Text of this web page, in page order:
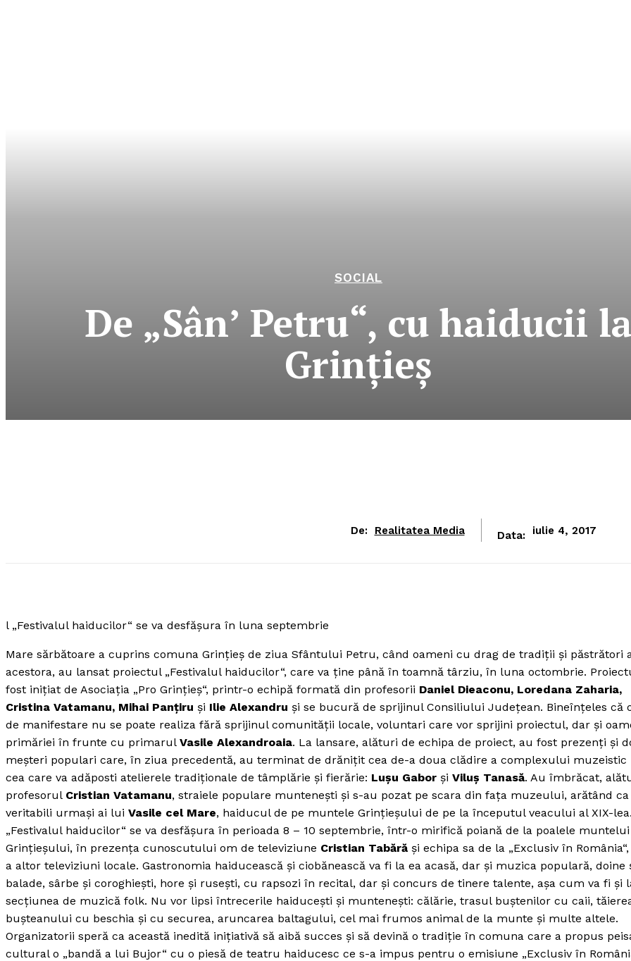
SOCIAL
De „Sân’ Petru“, cu haiducii
Grinţieş
De: Realitatea Media Data: iulie 4, 2017
l „Festivalul haiducilor“ se va desfăşura în luna septembrie
Mare sărbătoare a cuprins comuna Grinţieş de ziua Sfântului Petru, când oameni cu drag de tradiţii şi păstrători
acestora, au lansat proiectul „Festivalul haiducilor“, care va ţine până în toamnă târziu, în luna octombrie.
fost iniţiat de Asociaţia „Pro Grinţieş“, printr-o echipă formată din profesorii Daniel Dieaconu, Loredana Zaharia,
Cristina Vatamanu, Mihai Panţiru şi Ilie Alexandru şi se bucură de sprijinul Consiliului Judeţean. Bineînţeles că
de manifestare nu se poate realiza fără sprijinul comunităţii locale, voluntari care vor sprijini proiectul, dar şi
primăriei în frunte cu primarul Vasile Alexandroaia. La lansare, alături de echipa de proiect, au fost prezenţi şi
meşteri populari care, în ziua precedentă, au terminat de drăniţit cea de-a doua clădire a complexului muzeistic
cea care va adăposti atelierele tradiţionale de tâmplărie şi fierărie: Luşu Gabor şi Viluş Tanasă. Au îmbrăcat,
profesorul Cristian Vatamanu, straiele populare munteneşti şi s-au pozat pe scara din faţa muzeului, arătând ca
veritabili urmaşi ai lui Vasile cel Mare, haiducul de pe muntele Grinţieşului de pe la începutul veacului al XIX-
„Festivalul haiducilor“ se va desfăşura în perioada 8 – 10 septembrie, într-o mirifică poiană de la poalele muntelui
Grinţieşului, în prezenţa cunoscutului om de televiziune Cristian Tabără şi echipa sa de la „Exclusiv în
a altor televiziuni locale. Gastronomia haiducească şi ciobănească va fi la ea acasă, dar şi muzica populară, doine
balade, sârbe şi coroghieşti, hore şi ruseşti, cu rapsozi în recital, dar şi concurs de tinere talente, aşa cum va fi şi
secţiunea de muzică folk. Nu vor lipsi întrecerile haiduceşti şi munteneşti: călărie, trasul buştenilor cu caii,
buşteanului cu beschia şi cu securea, aruncarea baltagului, cel mai frumos animal de la munte şi multe altele.
Organizatorii speră ca această inedită iniţiativă să aibă succes şi să devină o tradiţie în comuna care a propus
cultural o „bandă a lui Bujor“ cu o piesă de teatru haiducesc ce s-a impus pentru o emisiune „Exclusiv în